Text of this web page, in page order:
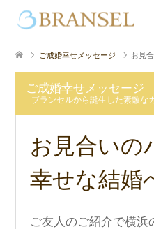
ご成婚幸せメッセージ お見
ご成婚幸せメッセージ
ブランセルから誕生した素敵な
お見合いの
幸せな結婚
ご友人のご紹介で横